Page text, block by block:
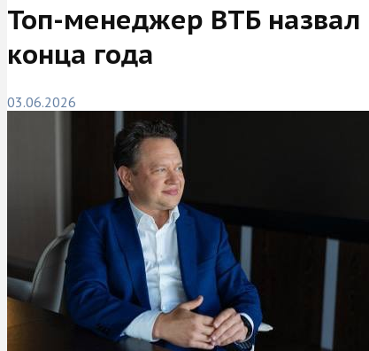
Топ-менеджер ВТБ назвал
конца года
03.06.2026